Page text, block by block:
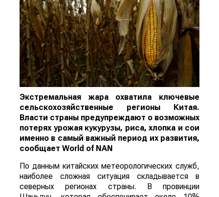
Экстремальная жара охватила ключевые
сельскохозяйственные регионы Китая.
Власти страны предупреждают о возможных
потерях урожая кукурузы, риса, хлопка и сои
именно в самый важный период их развития,
сообщает World of NAN
По данным китайских метеорологических служб,
наиболее сложная ситуация складывается в
северных регионах страны. В провинции